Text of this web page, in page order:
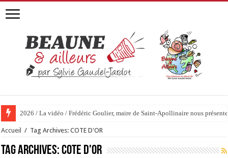
2026 / 01 vidéo et 51 photos / « JE T’ACCUSE »…ET MAINTENANT
Accueil / Tag Archives: COTE D'OR
Tag Archives:COTE D'OR